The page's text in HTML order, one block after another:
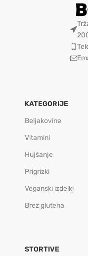
KATEGORIJE
Beljakovine
Vitamini
Hujšanje
Prigrizki
Veganski izdelki
Brez glutena
STORTIVE